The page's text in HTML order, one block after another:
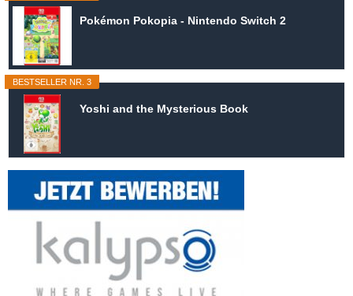
Pokémon Pokopia - Nintendo Switch 2
BESTSELLER NR. 3
Yoshi and the Mysterious Book